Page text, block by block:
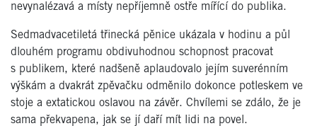
nevynalézavá a místy nepříjemně ostře mířící do publika.
Sedmadvacetiletá třinecká pěnice ukázala v hodinu a půl
dlouhém programu obdivuhodnou schopnost pracovat
s publikem, které nadšeně aplaudovalo jejím suverénním
výškám a dvakrát zpěvačku odměnilo dokonce potleskem ve
stoje a extatickou oslavou na závěr. Chvílemi se zdálo, že je
sama překvapena, jak se jí daří mít lidi na povel.